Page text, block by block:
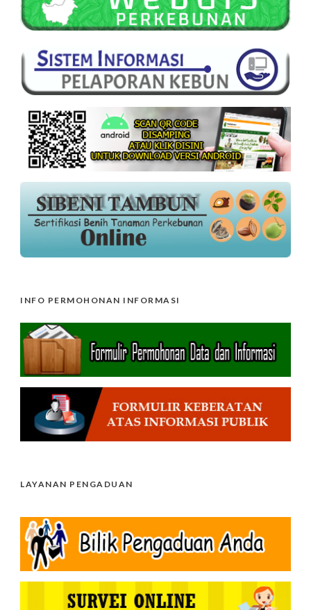
INFO PERMOHONAN INFORMASI
LAYANAN PENGADUAN